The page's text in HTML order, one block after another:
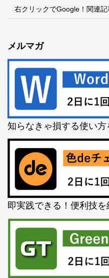
右クリックでGoogle！関連記
メルマガ
知らなきゃ損する使い
即実践できる！便利技を